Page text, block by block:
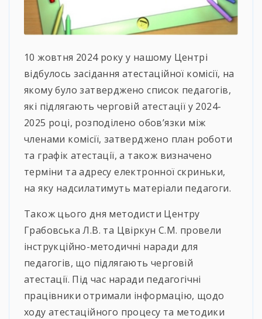
10 жовтня 2024 року у нашому Центрі
відбулось засідання атестаційної комісії, на
якому було затверджено список педагогів,
які підлягають черговій атестації у 2024-
2025 році, розподілено обов’язки між
членами комісії, затверджено план роботи
та графік атестації, а також визначено
терміни та адресу електронної скриньки,
на яку надсилатимуть матеріали педагоги.
Також цього дня методисти Центру
Грабовська Л.В. та Цвіркун С.М. провели
інструкційно-методичні наради для
педагогів, що підлягають черговій
атестації. Під час наради педагогічні
працівники отримали інформацію, щодо
ходу атестаційного процесу та методики